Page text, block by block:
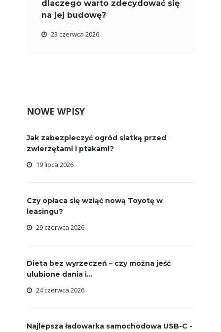
dlaczego warto zdecydować się
na jej budowę?
23 czerwca 2026
NOWE WPISY
Jak zabezpieczyć ogród siatką przed
zwierzętami i ptakami?
19 lipca 2026
Czy opłaca się wziąć nową Toyotę w
leasingu?
29 czerwca 2026
Dieta bez wyrzeczeń – czy można jeść
ulubione dania i...
24 czerwca 2026
Najlepsza ładowarka samochodowa USB-C -